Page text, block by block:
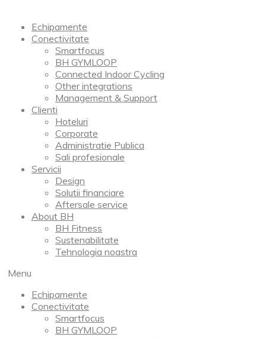
Echipamente
Conectivitate
Smartfocus
BH GYMLOOP
Connected Indoor Cycling
Other integrations
Management & Support
Clienti
Hoteluri
Corporate
Administratie Publica
Sali profesionale
Servicii
Design
Solutii financiare
Aftersale service
About BH
BH Fitness
Sustenabilitate
Tehnologia noastra
Menu
Echipamente
Conectivitate
Smartfocus
BH GYMLOOP